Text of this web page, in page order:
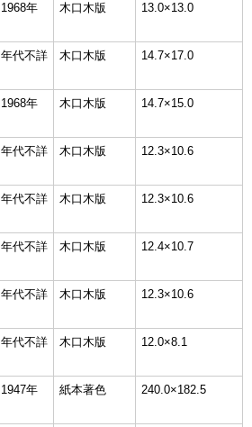
1968年 木口木版 13.0×13.0
年代不詳 木口木版 14.7×17.0
1968年 木口木版 14.7×15.0
年代不詳 木口木版 12.3×10.6
年代不詳 木口木版 12.3×10.6
年代不詳 木口木版 12.4×10.7
年代不詳 木口木版 12.3×10.6
年代不詳 木口木版 12.0×8.1
1947年 紙本著色 240.0×182.5